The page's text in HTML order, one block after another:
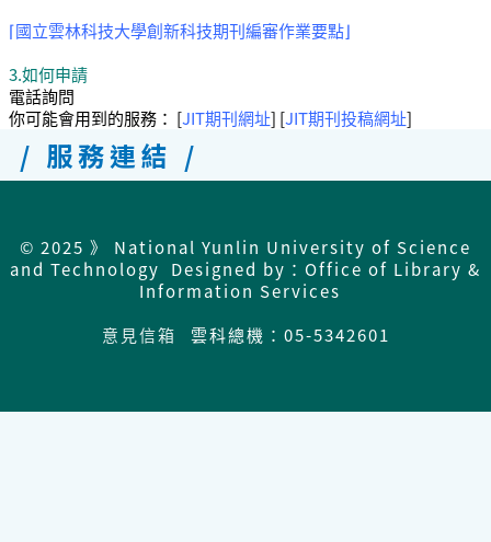
⌈國立雲林科技大學創新科技期刊編審作業要點⌋
3.如何申請
電話詢問
你可能會用到的服務： [JIT期刊網址] [JIT期刊投稿網址]
/ 服務連結 /
© 2025 》 National Yunlin University of Science
and Technology Designed by：Office of Library &
Information Services
意見信箱
雲科總機：05-5342601